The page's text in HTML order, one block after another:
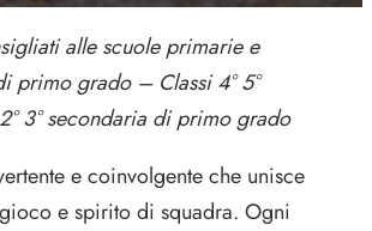
alle scuole primarie e
primo grado – Classi 4° 5°
3° secondaria di primo grado
e coinvolgente che unisce
e spirito di squadra. Ogni